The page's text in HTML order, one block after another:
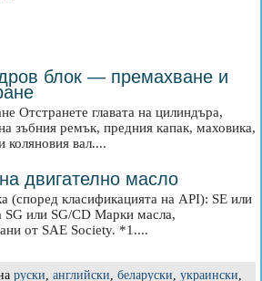
блок — премахване и
Отстранете главата на цилиндъра,
зъбния ремък, предния капак, маховика,
коляновия вал....
двигателно масло
(според класификацията на API): SE или
SG или SG/CD Марки масла,
от SAE Society. *1....
руски, английски, беларуски, украински,